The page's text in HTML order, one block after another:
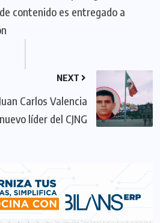
contenido es entregado a
NEXT
Carlos Valencia
líder del CJNG